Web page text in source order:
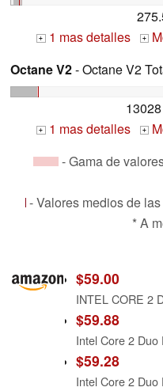
+ 1 mas detalles +
Octane V2- Octane V2
+ 1 mas detalles +
- Gama de
- Valores medios de
* A
$59.00
$59.88
$59.28
Intel Core 2